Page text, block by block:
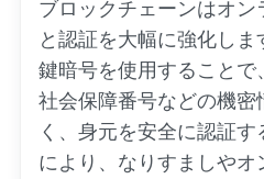
ブロックチェーンはオン
と認証を大幅に強化し
鍵暗号を使用すること
社会保障番号などの機
く、身元を安全に認証
により、なりすましやオ